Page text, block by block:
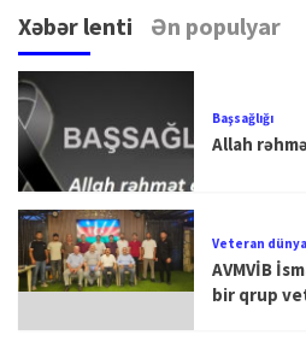
Xəbər lenti Ən populyar
Başsağlığı
Allah
Veteran
AVMVİB
bir qrup